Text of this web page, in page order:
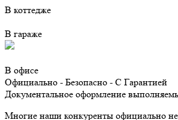
В коттедже
В гараже
В офисе
Официально - Безопасно - С Гарантией
Документальное оформление
Многие наши конкуренты официально